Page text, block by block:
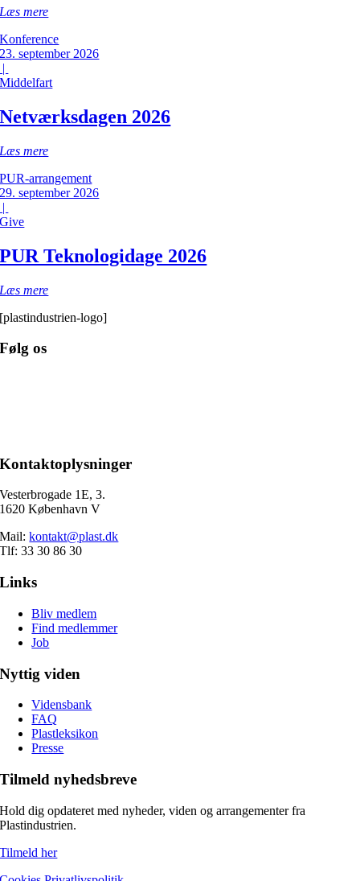
Læs mere
Konference
23. september 2026
|
Middelfart
Netværksdagen 2026
Læs mere
PUR-arrangement
29. september 2026
|
Give
PUR Teknologidage 2026
Læs mere
[plastindustrien-logo]
Følg os
Kontaktoplysninger
Vesterbrogade 1E, 3.
1620 København V
Mail:kontakt@plast.dk
Tlf: 33 30 86 30
Links
Bliv medlem
Find medlemmer
Job
Nyttig viden
Vidensbank
FAQ
Plastleksikon
Presse
Tilmeld nyhedsbreve
Hold dig opdateret med nyheder, viden og arrangementer fra
Plastindustrien.
Tilmeld her